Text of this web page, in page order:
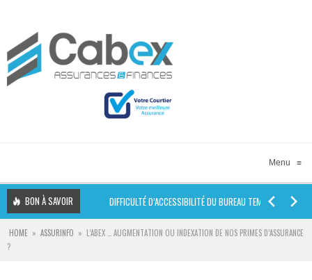
Menu ≡
BON À SAVOIR
DIFFICULTÉ D’ACCESSIBILITÉ DU BUREAU TEMPORAIRE.
HOME » ASSURINFO » L’ABEX … AUGMENTATION OU INDEXATION DE NOS PRIMES D’ASSURANCE
?